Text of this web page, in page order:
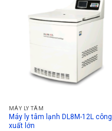
MÁY LY TÂM
Máy ly tâm lạnh DL8M-12L công
xuất lớn